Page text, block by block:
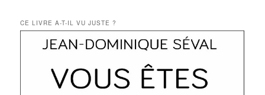
CE LIVRE A-T-IL VU JUSTE ?